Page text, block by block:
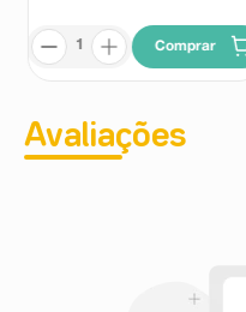
Comprar
Avaliações